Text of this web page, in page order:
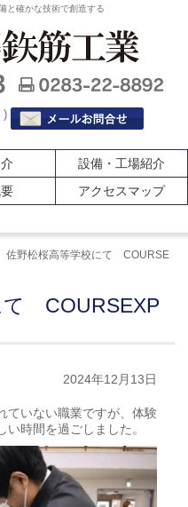
と確かな技術で創造する
)
設備・工場紹介
アクセスマップ
佐野松桜高等学校にて COURSE
て COURSEXP
2024年12月13日
ていない職業ですが、体験
時間を過ごしました。